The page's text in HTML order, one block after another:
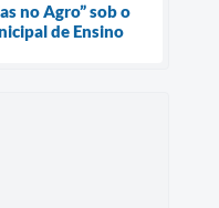
no Agro” sob o
de Ensino